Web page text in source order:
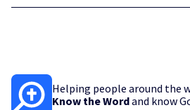
Helping people around the
Know the Wordand know